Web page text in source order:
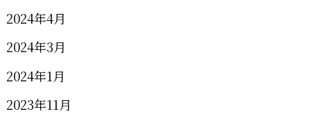
2024年4月
2024年3月
2024年1月
2023年11月